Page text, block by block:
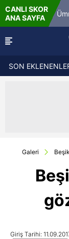
CANLI SKOR
ANA SAYFA
SON
Galeri
Giriş Tarihi: